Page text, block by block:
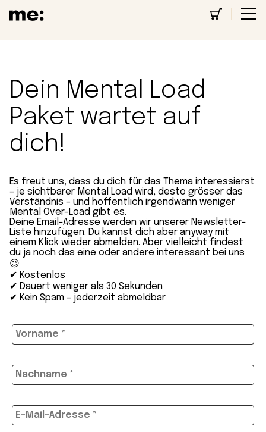
Dein Mental Load
Paket wartet auf
dich!
Es freut uns, dass du dich für das Thema interessierst
– je sichtbarer Mental Load wird, desto grösser das
Verständnis – und hoffentlich irgendwann weniger
Mental Over-Load gibt es.
Deine Email-Adresse werden wir unserer Newsletter-
Liste hinzufügen. Du kannst dich aber anyway mit
einem Klick wieder abmelden. Aber vielleicht findest
du ja noch das eine oder andere interessant bei uns
😉
✔ Kostenlos
✔ Dauert weniger als 30 Sekunden
✔ Kein Spam – jederzeit abmeldbar